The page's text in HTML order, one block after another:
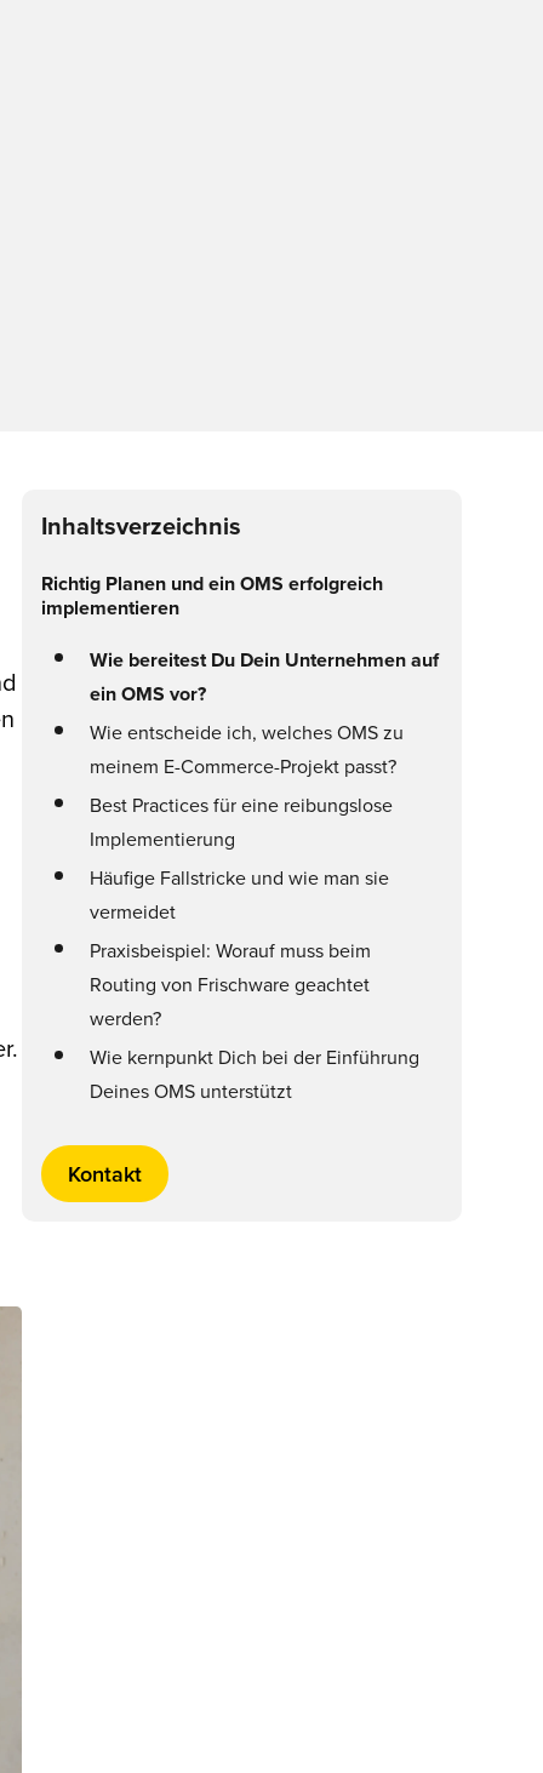
Inhaltsverzeichnis
Richtig Planen und ein OMS erfolgreich
implementieren
Wie bereitest Du Dein Unternehmen auf
ein OMS vor?
Wie entscheide ich, welches OMS zu
meinem E-Commerce-Projekt passt?
Best Practices für eine reibungslose
Implementierung
Häufige Fallstricke und wie man sie
vermeidet
Praxisbeispiel: Worauf muss beim
Routing von Frischware geachtet
werden?
Wie kernpunkt Dich bei der Einführung
Deines OMS unterstützt
Kontakt